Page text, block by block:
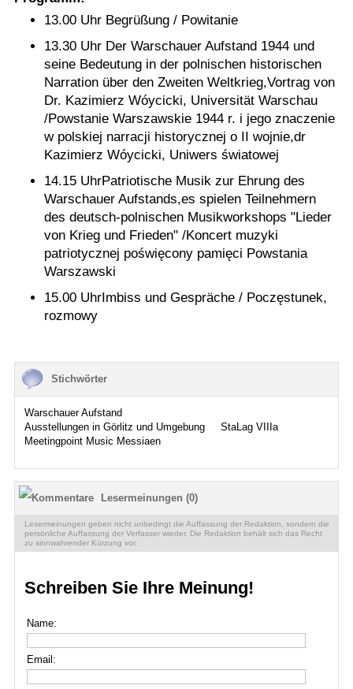
13.00 Uhr Begrüßung / Powitanie
13.30 Uhr Der Warschauer Aufstand 1944 und
seine Bedeutung in der polnischen historischen
Narration über den Zweiten Weltkrieg,Vortrag von
Dr. Kazimierz Wóycicki, Universität Warschau
/Powstanie Warszawskie 1944 r. i jego znaczenie
w polskiej narracji historycznej o II wojnie,dr
Kazimierz Wóycicki, Uniwers światowej
14.15 UhrPatriotische Musik zur Ehrung des
Warschauer Aufstands,es spielen Teilnehmern
des deutsch-polnischen Musikworkshops "Lieder
von Krieg und Frieden" /Koncert muzyki
patriotycznej poświęcony pamięci Powstania
Warszawski
15.00 UhrImbiss und Gespräche / Poczęstunek,
rozmowy
Stichwörter
Warschauer Aufstand
Ausstellungen in Görlitz und Umgebung
StaLag VIIIa
Meetingpoint Music Messiaen
Lesermeinungen (0)
Lesermeinungen geben nicht unbedingt die Auffassung der Redaktion, sondern die
persönliche Auffassung der Verfasser wieder. Die Redaktion behält sich das Recht
zu sinnwahrender Kürzung vor.
Schreiben Sie Ihre Meinung!
Name:
Email: